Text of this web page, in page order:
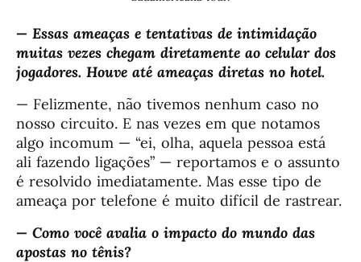
— Essas ameaças e tentativas de intimidação
muitas vezes chegam diretamente ao celular dos
jogadores. Houve até ameaças diretas no hotel.
— Felizmente, não tivemos nenhum caso no
nosso circuito. E nas vezes em que notamos
algo incomum — “ei, olha, aquela pessoa está
ali fazendo ligações” — reportamos e o assunto
é resolvido imediatamente. Mas esse tipo de
ameaça por telefone é muito difícil de rastrear.
— Como você avalia o impacto do mundo das
apostas no tênis?